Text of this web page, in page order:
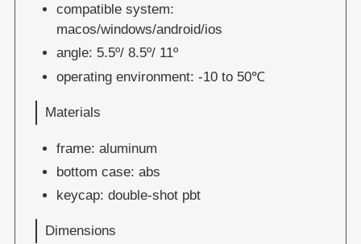
compatible system:
macos/windows/android/ios
angle: 5.5º/ 8.5º/ 11º
operating environment: -10 to 50℃
Materials
frame: aluminum
bottom case: abs
keycap: double-shot pbt
Dimensions